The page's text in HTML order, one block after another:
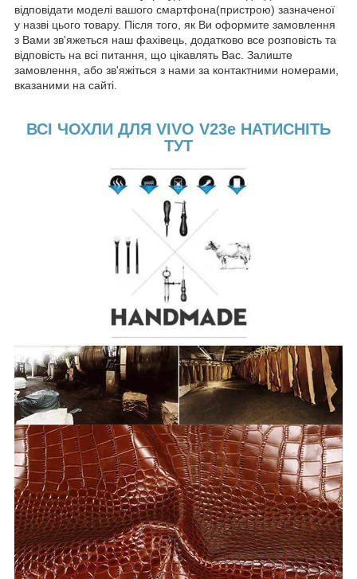
відповідати моделі вашого смартфона(пристрою) зазначеної
у назві цього товару. Після того, як Ви оформите замовлення
з Вами зв'яжеться наш фахівець, додатково все розповість та
відповість на всі питання, що цікавлять Вас. Залиште
замовлення, або зв'яжіться з нами за контактними номерами,
вказаними на сайті.
ВСІ ЧОХЛИ ДЛЯ VIVO V23e НАТИСНІТЬ
ТУТ